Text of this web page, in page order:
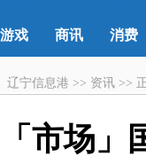
游戏 商讯 消费
辽宁信息港 >> 资讯 >>
「市场